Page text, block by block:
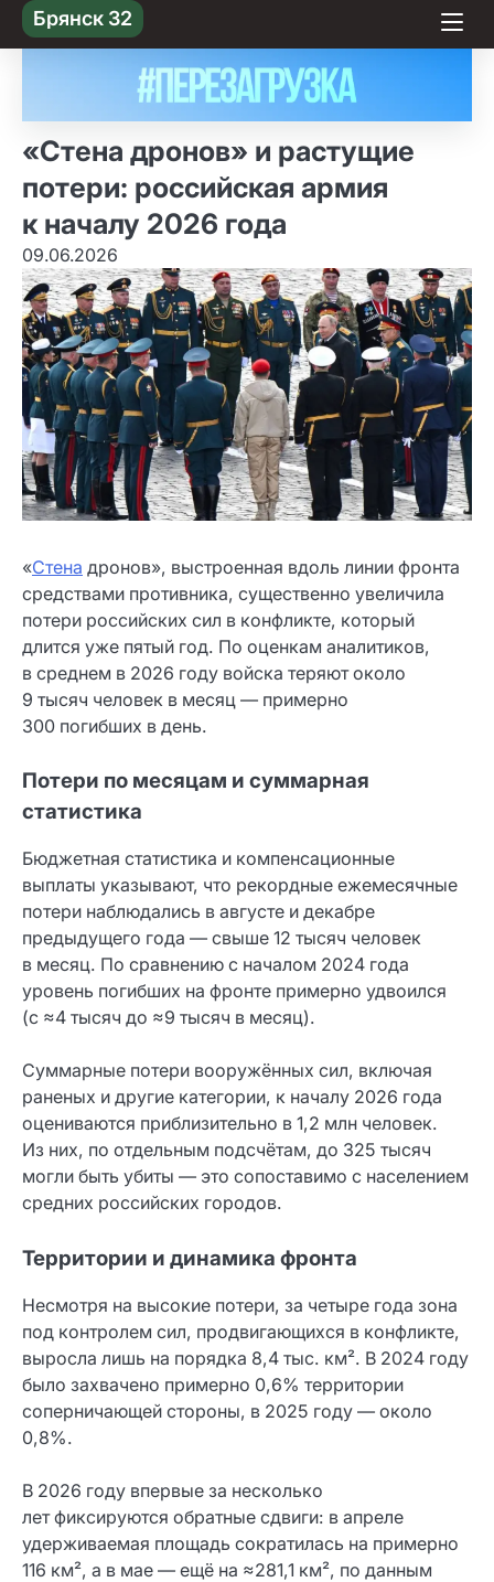
Skip
to content
Брянск 32
«Стена дронов» и растущие
потери: российская армия
к началу 2026 года
09.06.2026
«Стена дронов», выстроенная вдоль линии фронта
средствами противника, существенно увеличила
потери российских сил в конфликте, который
длится уже пятый год. По оценкам аналитиков,
в среднем в 2026 году войска теряют около
9 тысяч человек в месяц — примерно
300 погибших в день.
Потери по месяцам и суммарная
статистика
Бюджетная статистика и компенсационные
выплаты указывают, что рекордные ежемесячные
потери наблюдались в августе и декабре
предыдущего года — свыше 12 тысяч человек
в месяц. По сравнению с началом 2024 года
уровень погибших на фронте примерно удвоился
(с ≈4 тысяч до ≈9 тысяч в месяц).
Суммарные потери вооружённых сил, включая
раненых и другие категории, к началу 2026 года
оцениваются приблизительно в 1,2 млн человек.
Из них, по отдельным подсчётам, до 325 тысяч
могли быть убиты — это сопоставимо с населением
средних российских городов.
Территории и динамика фронта
Несмотря на высокие потери, за четыре года зона
под контролем сил, продвигающихся в конфликте,
выросла лишь на порядка 8,4 тыс. км². В 2024 году
было захвачено примерно 0,6% территории
соперничающей стороны, в 2025 году — около
0,8%.
В 2026 году впервые за несколько
лет фиксируются обратные сдвиги: в апреле
удерживаемая площадь сократилась на примерно
116 км², а в мае — ещё на ≈281,1 км², по данным